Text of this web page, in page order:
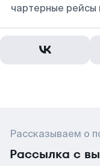
чартерные рейсы
Рассказываем о
Рассылка с